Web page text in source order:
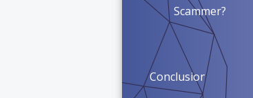
Scammer?
Conclusion?